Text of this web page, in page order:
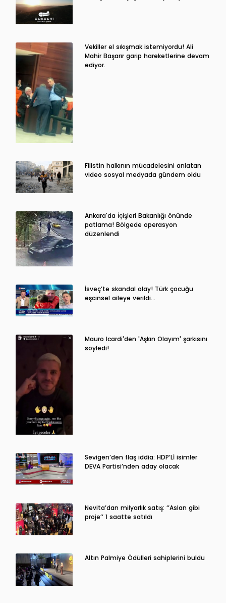
Vekiller el sıkışmak istemiyordu! Ali
Mahir Başarır garip hareketlerine devam
ediyor.
Filistin halkının mücadelesini anlatan
video sosyal medyada gündem oldu
Ankara'da İçişleri Bakanlığı önünde
patlama! Bölgede operasyon
düzenlendi
İsveç’te skandal olay! Türk çocuğu
eşcinsel aileye verildi…
Mauro Icardi'den 'Aşkın Olayım' şarkısını
söyledi!
Sevigen’den flaş iddia: HDP’Lİ isimler
DEVA Partisi’nden aday olacak
Nevita’dan milyarlık satış: ‘’Aslan gibi
proje’’ 1 saatte satıldı
Altın Palmiye Ödülleri sahiplerini buldu